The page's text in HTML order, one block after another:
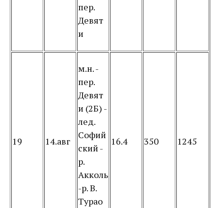
пер.
Девят
и
19 14.авг
м.н. -
пер.
Девят
и (2Б) -
лед.
Софий
ский -
р.
Акколь
-р. В.
Турао
16.4 350 1245